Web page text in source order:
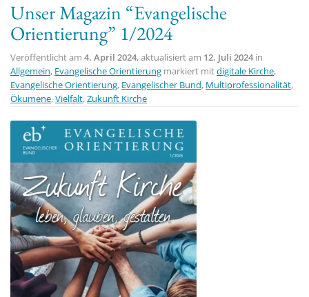
Unser Magazin “Evangelische
Orientierung” 1/2024
Veröffentlicht am 4. April 2024, aktualisiert am 12. Juli 2024 in
Allgemein, Evangelische Orientierung markiert mitdigitale Kirche,
Evangelische Orientierung, Evangelischer Bund, Multiprofessionalität,
Ökumene,Vielfalt,Zukunft Kirche